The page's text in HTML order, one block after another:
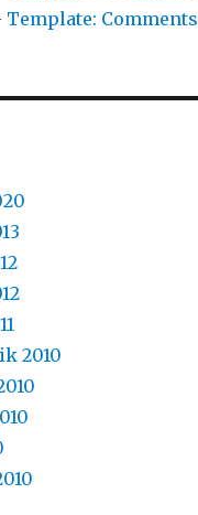
Template: Comments
2010